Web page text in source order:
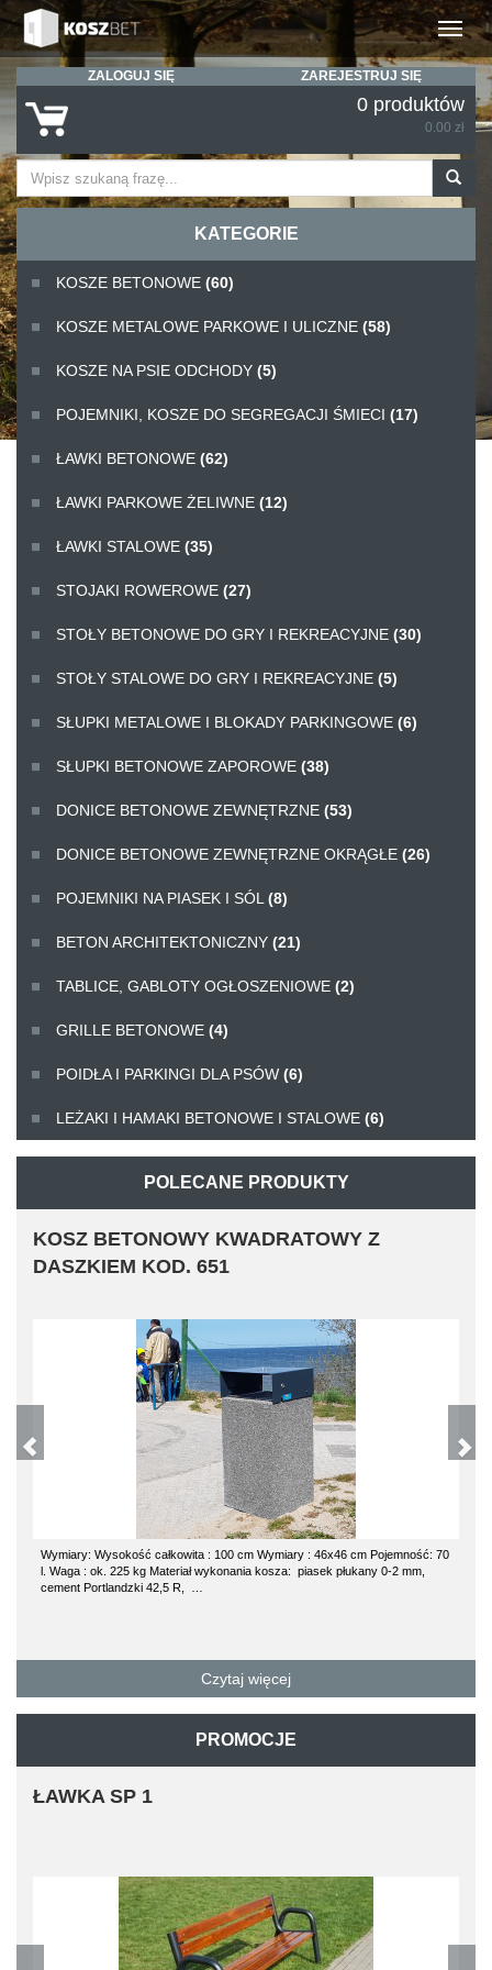
Rozwiń
ZALOGUJ SIĘ ZAREJESTRUJ SIĘ
0 produktów
0.00 zł
KATEGORIE
KOSZE BETONOWE (60)
KOSZE METALOWE PARKOWE I ULICZNE (58)
KOSZE NA PSIE ODCHODY (5)
POJEMNIKI, KOSZE DO SEGREGACJI ŚMIECI (17)
ŁAWKI BETONOWE (62)
ŁAWKI PARKOWE ŻELIWNE (12)
ŁAWKI STALOWE (35)
STOJAKI ROWEROWE (27)
STOŁY BETONOWE DO GRY I REKREACYJNE (30)
STOŁY STALOWE DO GRY I REKREACYJNE (5)
SŁUPKI METALOWE I BLOKADY PARKINGOWE (6)
SŁUPKI BETONOWE ZAPOROWE (38)
DONICE BETONOWE ZEWNĘTRZNE (53)
DONICE BETONOWE ZEWNĘTRZNE OKRĄGŁE (26)
POJEMNIKI NA PIASEK I SÓL (8)
BETON ARCHITEKTONICZNY (21)
TABLICE, GABLOTY OGŁOSZENIOWE (2)
GRILLE BETONOWE (4)
POIDŁA I PARKINGI DLA PSÓW (6)
LEŻAKI I HAMAKI BETONOWE I STALOWE (6)
POLECANE PRODUKTY
KOSZ BETONOWY KWADRATOWY Z
DASZKIEM KOD. 651
Wymiary: Wysokość całkowita : 100 cm Wymiary : 46x46 cm Pojemność: 70
l. Waga : ok. 225 kg Materiał wykonania kosza: piasek płukany 0-2 mm,
cement Portlandzki 42,5 R, …
Czytaj więcej
PROMOCJE
ŁAWKA SP 1